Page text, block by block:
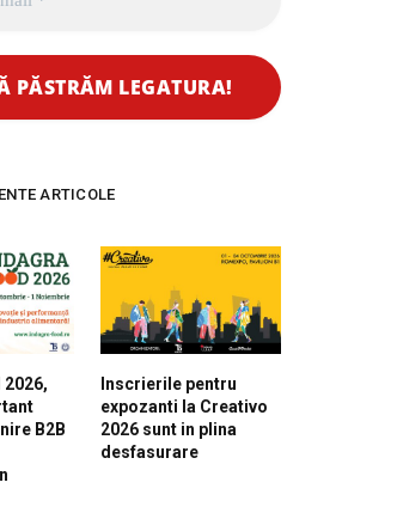
ARTICOLE
2026,
B2B
Inscrierile pentru
expozanti la Creativo
2026 sunt in plina
desfasurare